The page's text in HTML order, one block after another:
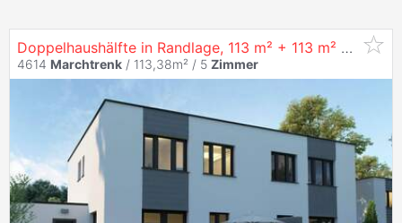
Doppelhaushälfte in Randlage, 113 m² + 113 m² Garten –
4614 Marchtrenk / 113,38m² / 5 Zimmer